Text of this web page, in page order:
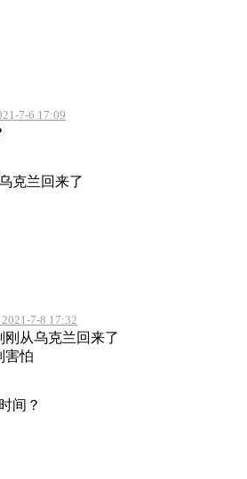
7-6 17:09
克兰回来了
7-8 17:32
从乌克兰回来了
害怕
间？